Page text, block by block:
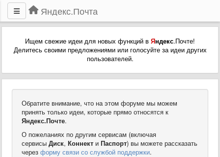
Яндекс.Почта
Ищем свежие идеи для новых функций в Яндекс.Почте!
Делитесь своими предложениями или голосуйте за идеи других
пользователей.
Обратите внимание, что на этом форуме мы можем
принять только идеи, которые прямо относятся к
Яндекс.Почте.
О пожеланиях по другим сервисам (включая
сервисы Диск, Коннект и Паспорт) вы можете рассказать
через форму связи со службой поддержки.